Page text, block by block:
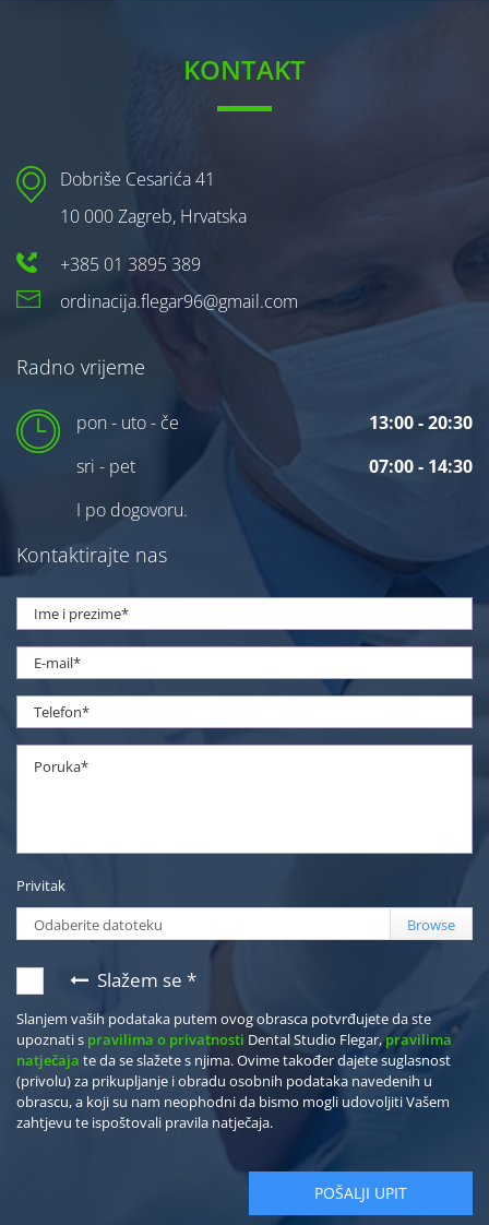
KONTAKT
Dobriše Cesarića 41
10 000 Zagreb, Hrvatska
+385 01 3895 389
ordinacija.flegar96@gmail.com
Radno vrijeme
pon - uto - če
13:00 - 20:30
sri - pet
07:00 - 14:30
I po dogovoru.
Kontaktirajte nas
Privitak
Odaberite datoteku
Slažem se *
Slanjem vaših podataka putem ovog obrasca potvrđujete da ste
upoznati s pravilima o privatnosti Dental Studio Flegar,pravilima
natječaja te da se slažete s njima. Ovime također dajete suglasnost
(privolu) za prikupljanje i obradu osobnih podataka navedenih u
obrascu, a koji su nam neophodni da bismo mogli udovoljiti Vašem
zahtjevu te ispoštovali pravila natječaja.
POŠALJI UPIT